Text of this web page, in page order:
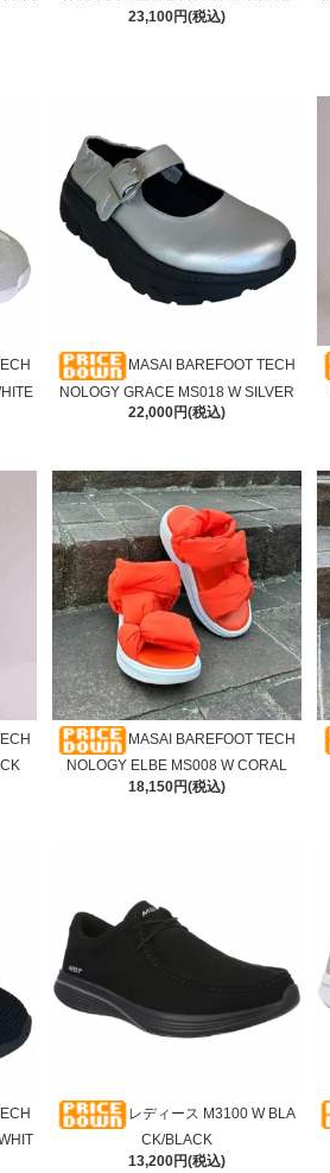
23,100円(税込)
MASAI BAREFOOT TECH
NOLOGY GRACE MS018 W SILVER
22,000円(税込)
MASAI BAREFOOT TECH
NOLOGY ELBE MS008 W CORAL
18,150円(税込)
レディース M3100 W BLA
CK/BLACK
13,200円(税込)